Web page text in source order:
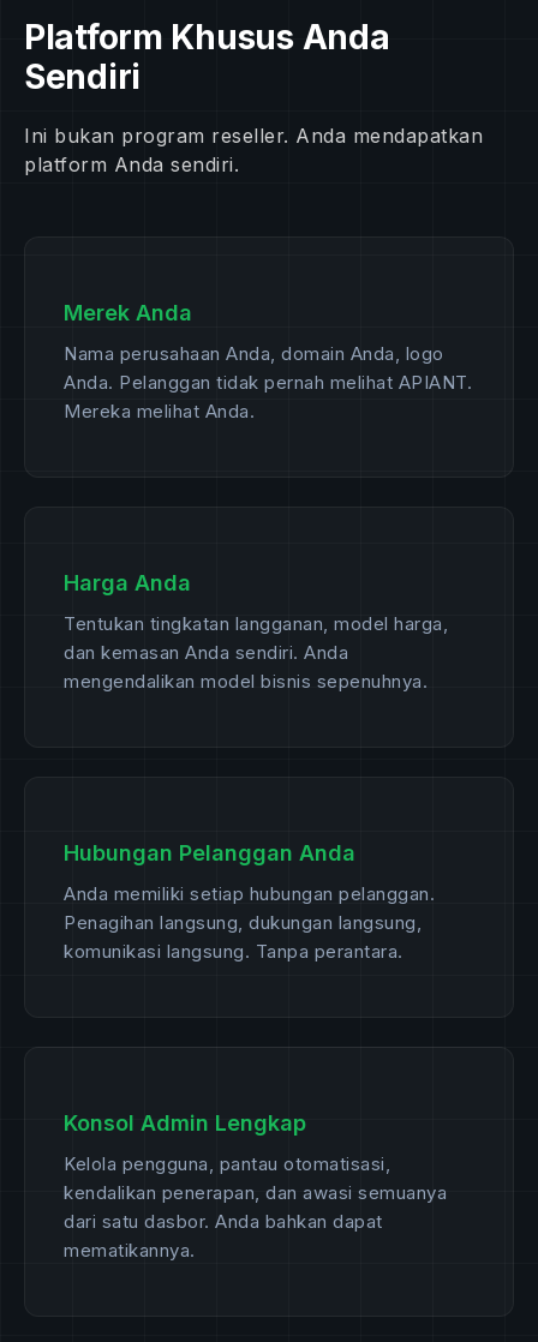
Platform Khusus Anda
Sendiri
Ini bukan program reseller. Anda mendapatkan
platform Anda sendiri.
Merek Anda
Nama perusahaan Anda, domain Anda, logo
Anda. Pelanggan tidak pernah melihat APIANT.
Mereka melihat Anda.
Harga Anda
Tentukan tingkatan langganan, model harga,
dan kemasan Anda sendiri. Anda
mengendalikan model bisnis sepenuhnya.
Hubungan Pelanggan Anda
Anda memiliki setiap hubungan pelanggan.
Penagihan langsung, dukungan langsung,
komunikasi langsung. Tanpa perantara.
Konsol Admin Lengkap
Kelola pengguna, pantau otomatisasi,
kendalikan penerapan, dan awasi semuanya
dari satu dasbor. Anda bahkan dapat
mematikannya.